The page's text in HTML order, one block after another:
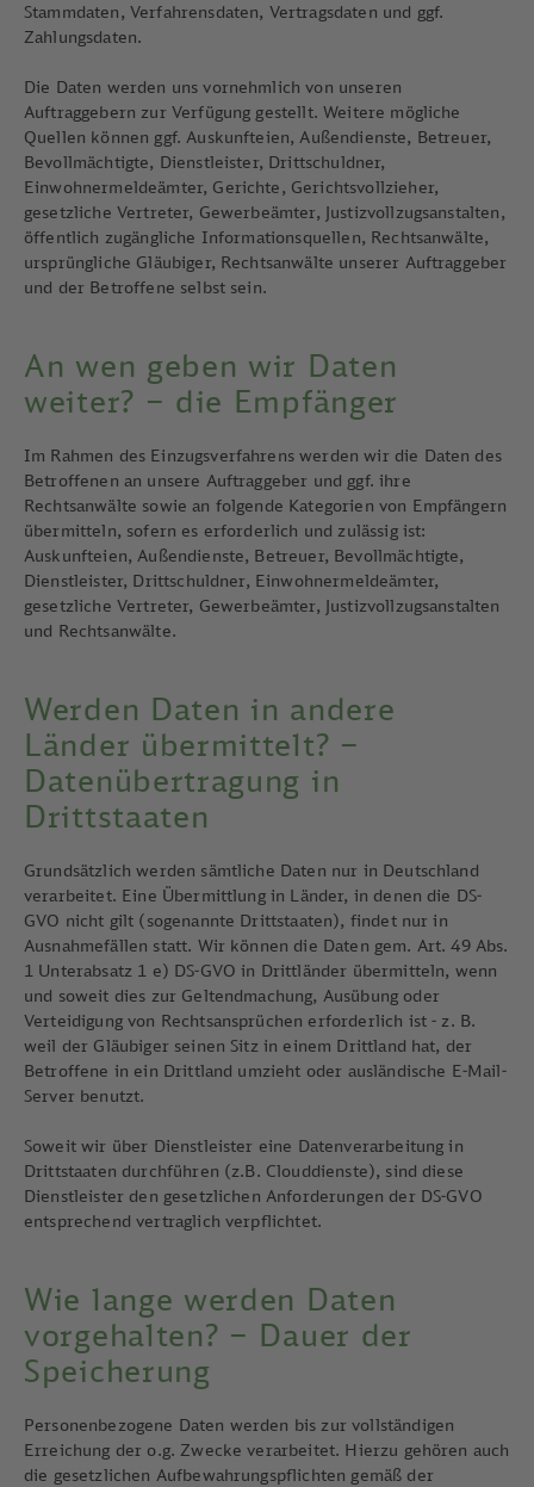
Stammdaten, Verfahrensdaten, Vertragsdaten und ggf.
Zahlungsdaten.
Die Daten werden uns vornehmlich von unseren
Auftraggebern zur Verfügung gestellt. Weitere mögliche
Quellen können ggf. Auskunfteien, Außendienste, Betreuer,
Bevollmächtigte, Dienstleister, Drittschuldner,
Einwohnermeldeämter, Gerichte, Gerichtsvollzieher,
gesetzliche Vertreter, Gewerbeämter, Justizvollzugsanstalten,
öffentlich zugängliche Informationsquellen, Rechtsanwälte,
ursprüngliche Gläubiger, Rechtsanwälte unserer Auftraggeber
und der Betroffene selbst sein.
An wen geben wir Daten
weiter? – die Empfänger
Im Rahmen des Einzugsverfahrens werden wir die Daten des
Betroffenen an unsere Auftraggeber und ggf. ihre
Rechtsanwälte sowie an folgende Kategorien von Empfängern
übermitteln, sofern es erforderlich und zulässig ist:
Auskunfteien, Außendienste, Betreuer, Bevollmächtigte,
Dienstleister, Drittschuldner, Einwohnermeldeämter,
gesetzliche Vertreter, Gewerbeämter, Justizvollzugsanstalten
und Rechtsanwälte.
Werden Daten in andere
Länder übermittelt? –
Datenübertragung in
Drittstaaten
Grundsätzlich werden sämtliche Daten nur in Deutschland
verarbeitet. Eine Übermittlung in Länder, in denen die DS-
GVO nicht gilt (sogenannte Drittstaaten), findet nur in
Ausnahmefällen statt. Wir können die Daten gem. Art. 49 Abs.
1 Unterabsatz 1 e) DS-GVO in Drittländer übermitteln, wenn
und soweit dies zur Geltendmachung, Ausübung oder
Verteidigung von Rechtsansprüchen erforderlich ist - z. B.
weil der Gläubiger seinen Sitz in einem Drittland hat, der
Betroffene in ein Drittland umzieht oder ausländische E-Mail-
Server benutzt.
Soweit wir über Dienstleister eine Datenverarbeitung in
Drittstaaten durchführen (z.B. Clouddienste), sind diese
Dienstleister den gesetzlichen Anforderungen der DS-GVO
entsprechend vertraglich verpflichtet.
Wie lange werden Daten
vorgehalten? – Dauer der
Speicherung
Personenbezogene Daten werden bis zur vollständigen
Erreichung der o.g. Zwecke verarbeitet. Hierzu gehören auch
die gesetzlichen Aufbewahrungspflichten gemäß der